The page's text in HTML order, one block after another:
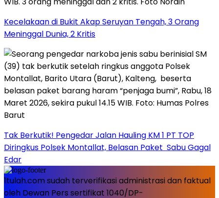
Kecelakaan di Bukit Akap Seruyan Tengah, 3 Orang
Meninggal Dunia, 2 Kritis
Tak Berkutik! Pengedar Jalan Hauling KM 1 PT TOP
Diringkus Polsek Montallat, Belasan Paket Sabu Gagal
Edar
1tulah.com sudah terverifikasi administrasi dan faktual
oleh Dewan Pers sertifikat 1040/DP-